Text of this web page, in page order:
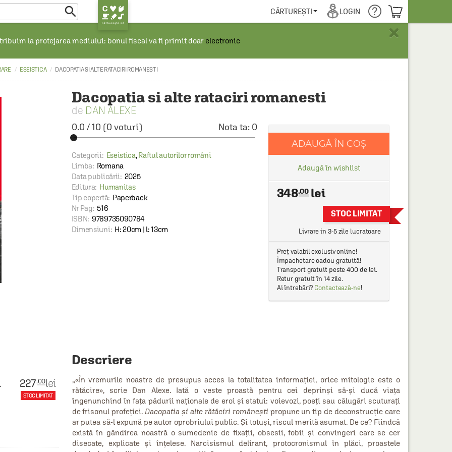
 CĂRTUREȘTI LOGIN COȘUL TĂU
×
la protejarea mediului: bonul fiscal va fi primit doar electronic
ESEISTICA DACOPATIA SI ALTE RATACIRI ROMANESTI
Dacopatia si alte rataciri romanesti
DAN ALEXE
0.0 /10 (0 voturi) Nota ta: 0
Categorii: Eseistica,Raftul autorilor români
Limba: Romana
Data publicării: 2025
Editura: Humanitas
Tip copertă: Paperback
Nr Pag: 516
ISBN: 9789735090784
Dimensiuni: H: 20cm | l: 13cm
ADAUGĂ ÎN COȘ
Adaugă în wishlist
348.00
STOC LIMITAT
Livrare in 3-5 zile lucratoare
Preț valabil exclusiv online!
Împachetare cadou gratuită!
Transport gratuit peste 400 de lei.
Retur gratuit în 14 zile.
Ai întrebări? Contactează-ne!
227.00lei
STOC LIMITAT
Descriere
„«În vremurile noastre de presupus acces la totalitatea informaţiei, orice mitologie este o
rătăcire», scrie Dan Alexe. Iată o veste proastă pentru cei deprinşi să-şi ducă viaţa
îngenunchind în faţa pădurii naţionale de eroi şi statui: voievozi, poeţi sau călugări scuturaţi
de frisonul profeţiei. Dacopatia şi alte rătăciri româneşti propune un tip de deconstrucţie care
ar putea să-l expună pe autor oprobriului public. Şi totuşi, riscul merită asumat. De ce? Fiindcă
există în gândirea noastră o sumedenie de fixaţii, obsesii, fobii şi convingeri care se cer
disecate, explicate şi înţelese. Narcisismul delirant, protocronismul în plăci, proastele